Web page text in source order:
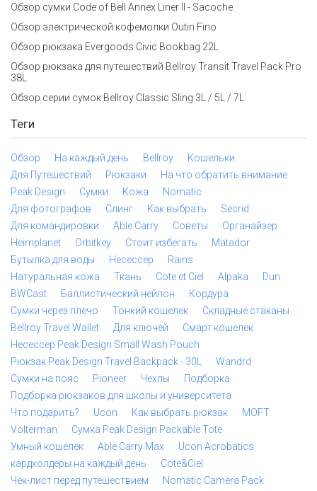
Обзор сумки Code of Bell Annex Liner II - Sacoche
Обзор электрической кофемолки Outin Fino
Обзор рюкзака Evergoods Civic Bookbag 22L
Обзор рюкзака для путешествий Bellroy Transit Travel Pack Pro
38L
Обзор серии сумок Bellroy Classic Sling 3L / 5L / 7L
Теги
Обзор На каждый день Bellroy
Кошельки
Для Путешествий
Рюкзаки
На что обратить внимание
Peak Design
Сумки Кожа
Nomatic
Для фотографов
Слинг Как выбрать
Secrid
Для командировки
Able Carry Советы
Органайзер
Heimplanet
Orbitkey Стоит избегать
Matador
Бутылка для воды
Несессер
Rains
Натуральная кожа
Ткань Cote et Ciel Alpaka
Dun
BWCast
Баллистический нейлон
Кордура
Сумки через плечо
Тонкий кошелек
Складные стаканы
Bellroy Travel Wallet
Для ключей
Смарт кошелек
Несессер Peak Design Small Wash Pouch
Рюкзак Peak Design Travel Backpack - 30L
Wandrd
Сумки на пояс
Pioneer Чехлы
Подборка
Подборка рюкзаков для школы и университета
Что подарить?
Ucon Как выбрать рюкзак
MOFT
Volterman
Сумка Peak Design Packable Tote
Умный кошелек
Able Carry Max
Ucon Acrobatics
кардхолдеры на каждый день
Cote&Ciel
Чек-лист перед путешествием
Nomatic Camera Pack